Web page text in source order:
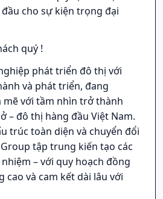
cho sự kiện trọng đại
quý !
phát triển đô thị với
và phát triển, đang
mẽ với tầm nhìn trở thành
– đô thị hàng đầu Việt Nam.
trúc toàn diện và chuyển đổi
tập trung kiến tạo các
– với quy hoạch đồng
cao và cam kết dài lâu với